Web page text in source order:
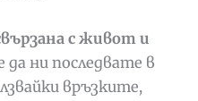
с живот и
да ни последвате в
връзките,